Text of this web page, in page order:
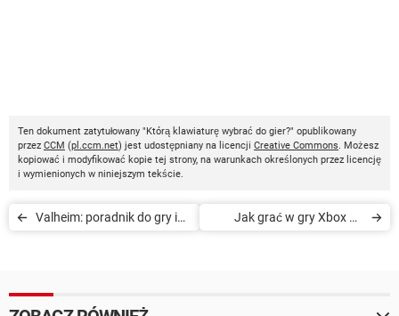
Ten dokument zatytułowany "Którą klawiaturę wybrać do gier?" opublikowany
przez CCM (pl.ccm.net) jest udostępniany na licencji Creative Commons. Możesz
kopiować i modyfikować kopie tej strony, na warunkach określonych przez licencję
i wymienionych w niniejszym tekście.
Valheim: poradnik do gry i
Jak grać w gry Xbox na